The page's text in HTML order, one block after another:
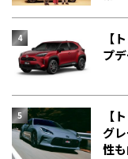
【
プ
【
グ
性